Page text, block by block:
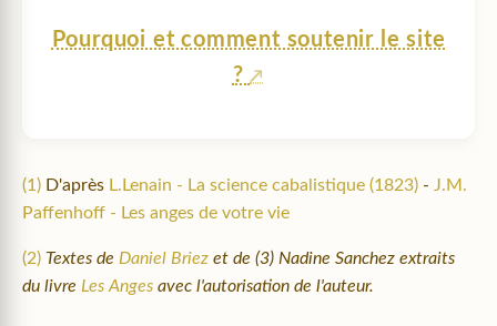
Pourquoi et comment soutenir le site
?
(1) D'après L.Lenain - La science cabalistique (1823) - J.M.
Paffenhoff - Les anges de votre vie
(2) Textes de Daniel Briez et de (3) Nadine Sanchez extraits
du livre Les Anges avec l'autorisation de l'auteur.